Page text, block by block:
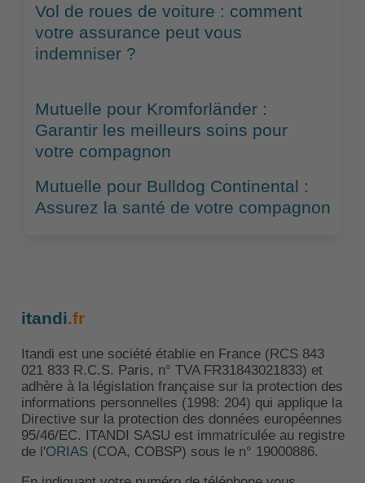
Vol de roues de voiture : comment
votre assurance peut vous
indemniser ?
Mutuelle pour Kromforländer :
Garantir les meilleurs soins pour
votre compagnon
Mutuelle pour Bulldog Continental :
Assurez la santé de votre compagnon
itandi.fr
Itandi est une société établie en France (RCS 843
021 833 R.C.S. Paris, n° TVA FR31843021833) et
adhère à la législation française sur la protection des
informations personnelles (1998: 204) qui applique la
Directive sur la protection des données européennes
95/46/EC. ITANDI SASU est immatriculée au registre
de l'ORIAS(COA, COBSP) sous le n° 19000886.